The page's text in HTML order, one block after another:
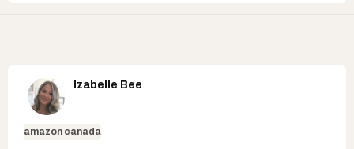
Izabelle Bee
amazon canada